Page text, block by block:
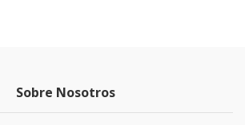
Sobre Nosotros